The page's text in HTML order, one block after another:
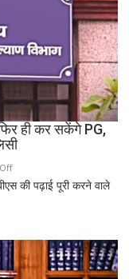
जिंदगियां,
दो
की
दर्दनाक
मौत,
दो
अब
भी
लापता
ही कर सकेंगे PG,
on
MBBS
साल
सरकारी
की पढ़ाई पूरी करने वाले